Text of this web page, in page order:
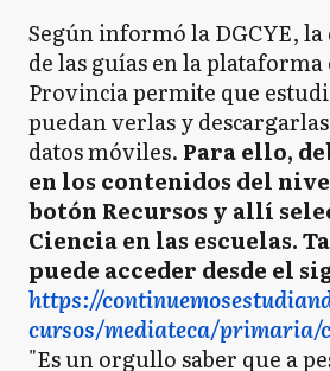
Según informó la DGCYE,
de las guías en la plataforma
Provincia permite que
puedan verlas y
datos móviles. Para ello,
en los contenidos del
botón Recursos y allí
Ciencia en las escuelas.
puede acceder desde el
https://
cursos/mediateca/primaria/
"Es un orgullo saber que a